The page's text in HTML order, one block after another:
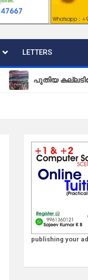
LETTERS
പുതിയ കല്ലടിക്കോട്
publishing your